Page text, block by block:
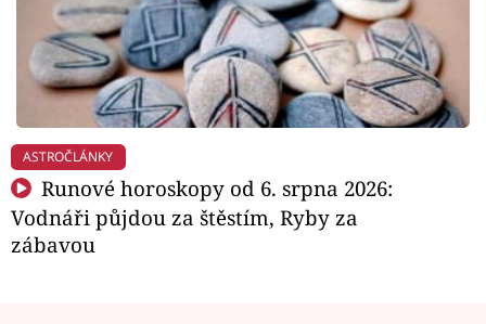
ASTROČLÁNKY
Runové horoskopy od 6. srpna 2026:
Vodnáři půjdou za štěstím, Ryby za
zábavou